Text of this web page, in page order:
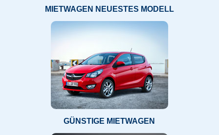
MIETWAGEN NEUESTES MODELL
GÜNSTIGE MIETWAGEN